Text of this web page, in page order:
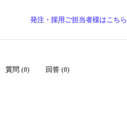
発注・採用ご担当者様はこちら
質問 (0) 回答 (0)